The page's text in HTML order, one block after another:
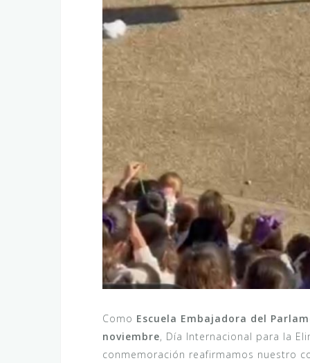
Como Escuela Embajadora del
noviembre, Día Internacional para la
conmemoración reafirmamos nuestro